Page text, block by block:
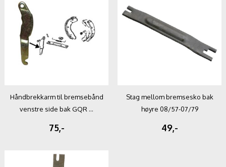
Håndbrekkarm til bremsebånd
venstre side bak GQR ...
75,-
Stag mellom bremsesko bak
høyre 08/57-07/79
49,-